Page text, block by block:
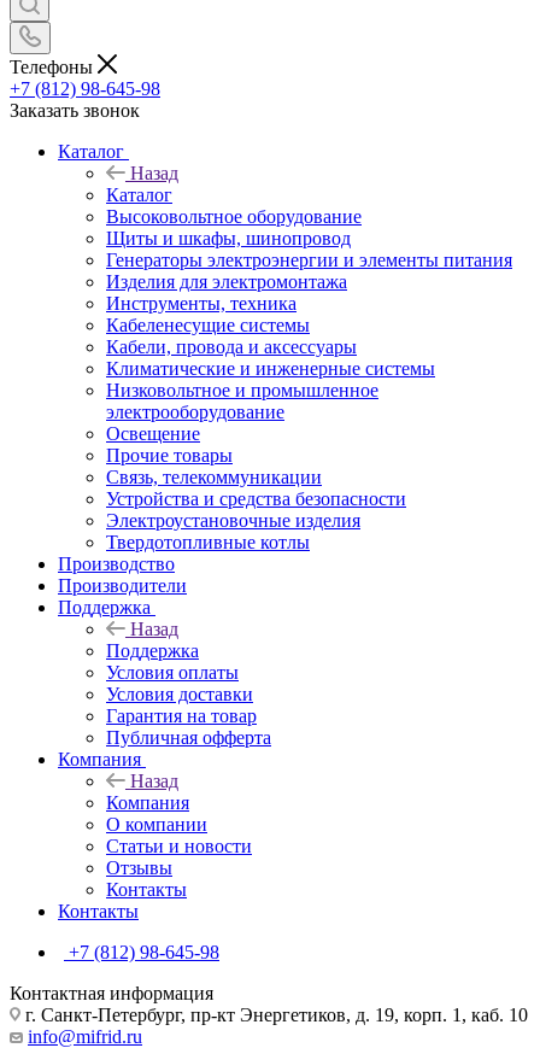
Телефоны
+7 (812) 98-645-98
Заказать звонок
Каталог
Назад
Каталог
Высоковольтное оборудование
Щиты и шкафы, шинопровод
Генераторы электроэнергии и элементы питания
Изделия для электромонтажа
Инструменты, техника
Кабеленесущие системы
Кабели, провода и аксессуары
Климатические и инженерные системы
Низковольтное и промышленное
электрооборудование
Освещение
Прочие товары
Связь, телекоммуникации
Устройства и средства безопасности
Электроустановочные изделия
Твердотопливные котлы
Производство
Производители
Поддержка
Назад
Поддержка
Условия оплаты
Условия доставки
Гарантия на товар
Публичная офферта
Компания
Назад
Компания
О компании
Статьи и новости
Отзывы
Контакты
Контакты
+7 (812) 98-645-98
Контактная информация
г. Санкт-Петербург, пр-кт Энергетиков, д. 19, корп. 1, каб. 10
info@mifrid.ru